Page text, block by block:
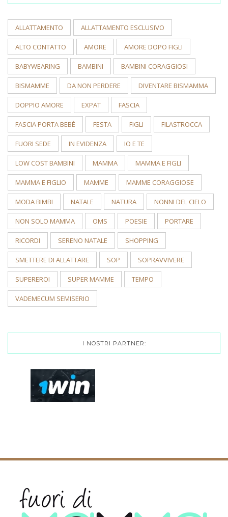
ALLATTAMENTO ALLATTAMENTO ESCLUSIVO
ALTO CONTATTO AMORE AMORE DOPO FIGLI
BABYWEARING BAMBINI BAMBINI CORAGGIOSI
BISMAMME DA NON PERDERE DIVENTARE BISMAMMA
DOPPIO AMORE EXPAT FASCIA
FASCIA PORTA BEBÈ FESTA FIGLI FILASTROCCA
FUORI SEDE IN EVIDENZA IO E TE
LOW COST BAMBINI MAMMA MAMMA E FIGLI
MAMMA E FIGLIO MAMME MAMME CORAGGIOSE
MODA BIMBI NATALE NATURA NONNI DEL CIELO
NON SOLO MAMMA OMS POESIE PORTARE
RICORDI SERENO NATALE SHOPPING
SMETTERE DI ALLATTARE SOP SOPRAVVIVERE
SUPEREROI SUPER MAMME TEMPO
VADEMECUM SEMISERIO
I NOSTRI PARTNER: